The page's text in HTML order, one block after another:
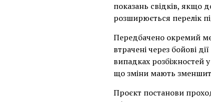
показань свідків, якщо
розширюється перелік
Передбачено окремий
втрачені через бойові
випадках розбіжностей
що зміни мають
Проєкт постанови